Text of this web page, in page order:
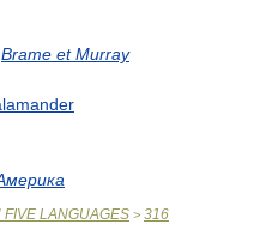
Brame et Murray
LANGUAGES > 316